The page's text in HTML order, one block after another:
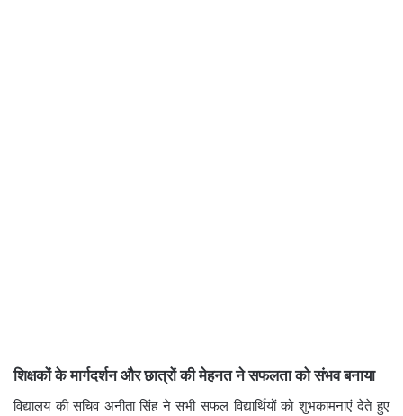
शिक्षकों के मार्गदर्शन और छात्रों की मेहनत ने सफलता को संभव बनाया
विद्यालय की सचिव अनीता सिंह ने सभी सफल विद्यार्थियों को शुभकामनाएं देते हुए